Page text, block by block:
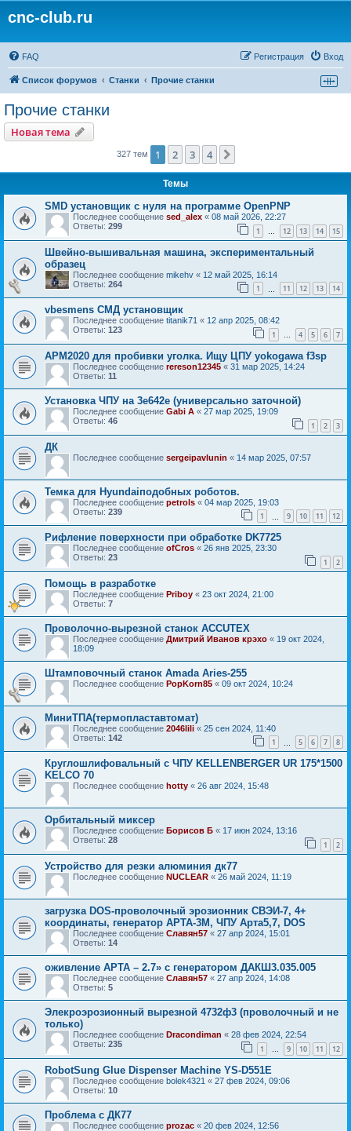
cnc-club.ru
FAQ Вход
Регистрация
Список форумов Станки Прочие станки
Прочие станки
Новая тема
327 тем 1 2 3 4
Темы
SMD установщик c нуля на программе OpenPNP
Последнее сообщение sed_alex « 08 май 2026, 22:27
Ответы: 299 1 … 12 13 14 15
Швейно-вышивальная машина, экспериментальный
образец
Последнее сообщение mikehv « 12 май 2025, 16:14
Ответы: 264 1 11 12 13 14
vbesmens СМД установщик
Последнее сообщение titanik71 « 12 апр 2025, 08:42
Ответы: 123 1 … 4 5 6 7
APM2020 для пробивки уголка. Ищу ЦПУ yokogawa f3sp
Последнее сообщение rereson12345 « 31 мар 2025, 14:24
Ответы: 11
Установка ЧПУ на 3е642е (универсально заточной)
Последнее сообщение Gabi A « 27 мар 2025, 19:09
Ответы: 46 1 2 3
ДК
Последнее сообщение sergeipavlunin « 14 мар 2025, 07:57
Темка для Hyundaiподобных роботов.
Последнее сообщение petrols « 04 мар 2025, 19:03
Ответы: 239 1 9 10 11 12
Рифление поверхности при обработке DK7725
Последнее сообщение ofCros « 26 янв 2025, 23:30
Ответы: 23 1 2
Помощь в разработке
Последнее сообщение Priboy « 23 окт 2024, 21:00
Ответы: 7
Проволочно-вырезной станок ACCUTEX
Последнее сообщение Дмитрий Иванов крэхо « 19 окт 2024,
18:09
Штамповочный станок Amada Aries-255
Последнее сообщение PopKorn85 « 09 окт 2024, 10:24
МиниТПА(термопластавтомат)
Последнее сообщение 2046lili « 25 сен 2024, 11:40
Ответы: 142 1 5 6 7 8
Круглошлифовальный с ЧПУ KELLENBERGER UR 175*1500
KELCO 70
Последнее сообщение hotty « 26 авг 2024, 15:48
Орбитальный миксер
Последнее сообщение Борисов Б « 17 июн 2024, 13:16
Ответы: 28 1 2
Устройство для резки алюминия дк77
Последнее сообщение NUCLEAR « 26 май 2024, 11:19
загрузка DOS-проволочный эрозионник СВЭИ-7, 4+
координаты, генератор АРТА-3М, ЧПУ Арта5,7, DOS
Последнее сообщение Славян57 « 27 апр 2024, 15:01
Ответы: 14
оживление АРТА – 2.7» с генератором ДАКШ3.035.005
Последнее сообщение Славян57 « 27 апр 2024, 14:08
Ответы: 5
Элекроэрозионный вырезной 4732ф3 (проволочный и не
только)
Последнее сообщение Dracondiman « 28 фев 2024, 22:54
Ответы: 235 1 … 9 10 11 12
RobotSung Glue Dispenser Machine YS-D551E
Последнее сообщение bolek4321 « 27 фев 2024, 09:06
Ответы: 10
Проблема с ДК77
Последнее сообщение prozac « 20 фев 2024, 12:56